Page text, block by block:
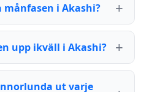
i Akashi?
upp ikväll i Akashi?
ut varje